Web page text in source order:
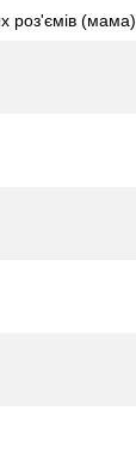
роз'ємів (мама)